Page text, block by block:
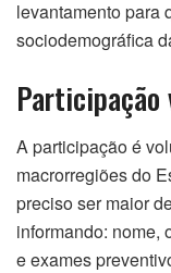
levantamento para
sociodemográfica
A participação é
macrorregiões do
preciso ser maior
informando: nome,
e exames